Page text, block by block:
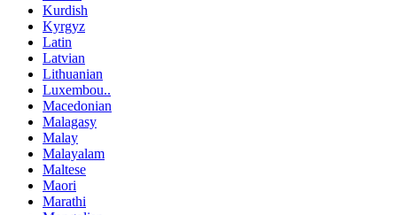
Kurdish
Kyrgyz
Latin
Latvian
Lithuanian
Luxembou..
Macedonian
Malagasy
Malay
Malayalam
Maltese
Maori
Marathi